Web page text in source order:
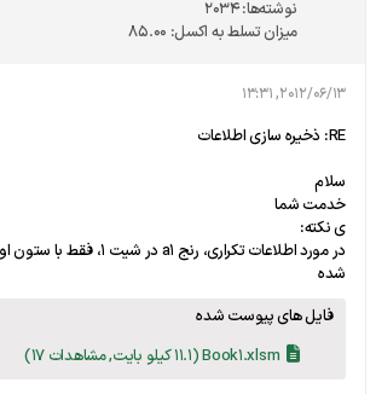
نوشته‌ها:2034
میزان تسلط به اکسل: 85.00
2012/06/13, 13:31
RE: ذخیره سازی اطلاعات
سلام
خدمت شما
ی نکته:
شده
فایل های پیوست شده
Book1.xlsm(11.1 کیلو بایت, مشاهدات 17)